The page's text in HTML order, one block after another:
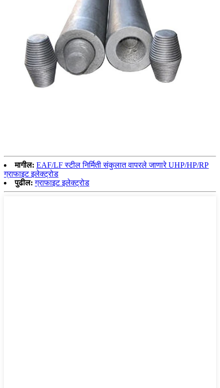
मागील: EAF/LF स्टील निर्मिती संकुलात वापरले जाणारे UHP/HP/RP
ग्राफाइट इलेक्ट्रोड
पुढील: ग्राफाइट इलेक्ट्रोड